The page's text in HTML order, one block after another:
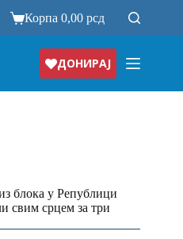
Корпа0,00рсд
ДОНИРАЈ
блока у Републици
свим срцем за три